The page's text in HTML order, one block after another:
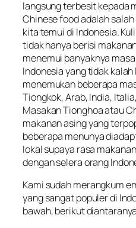
langsung terbesit kepada
Chinese food adalah
kita temui di Indonesia.
tidak hanya berisi
menemui banyaknya
Indonesia yang tidak
menemukan beberapa
Tiongkok, Arab, India,
Masakan Tionghoa atau
makanan asing yang
beberapa menunya
lokal supaya rasa
dengan selera orang
Kami sudah merangkum
yang sangat populer di
bawah, berikut